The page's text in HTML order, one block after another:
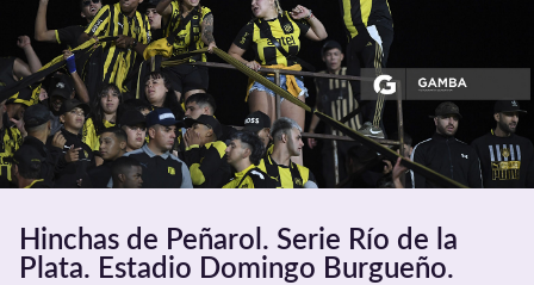
Hinchas de Peñarol. Serie Río de la
Plata. Estadio Domingo Burgueño.